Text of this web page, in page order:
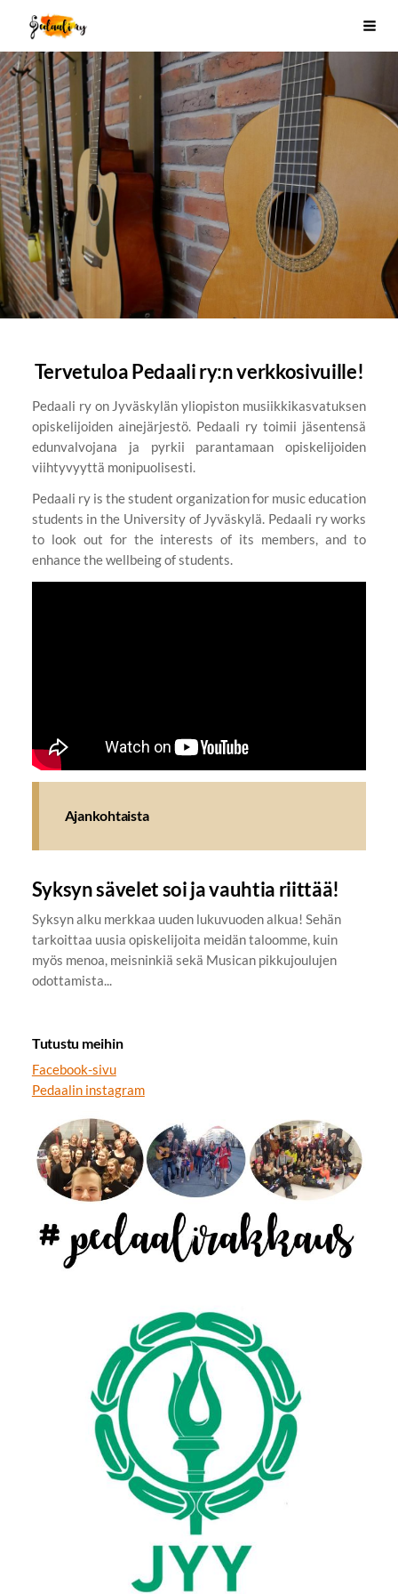
Siirry
sivun
sisältöön
Pedaali ry
Tervetuloa Pedaali ry:n verkkosivuille!
Pedaali ry on Jyväskylän yliopiston musiikkikasvatuksen
opiskelijoiden ainejärjestö. Pedaali ry toimii jäsentensä
edunvalvojana ja pyrkii parantamaan opiskelijoiden
viihtyvyyttä monipuolisesti.
Pedaali ry is the student organization for music education
students in the University of Jyväskylä. Pedaali ry works
to look out for the interests of its members, and to
enhance the wellbeing of students.
Ajankohtaista
Syksyn sävelet soi ja vauhtia riittää!
Syksyn alku merkkaa uuden lukuvuoden alkua! Sehän
tarkoittaa uusia opiskelijoita meidän taloomme, kuin
myös menoa, meisninkiä sekä Musican pikkujoulujen
odottamista...
Tutustu meihin
Facebook-sivu
Pedaalin instagram